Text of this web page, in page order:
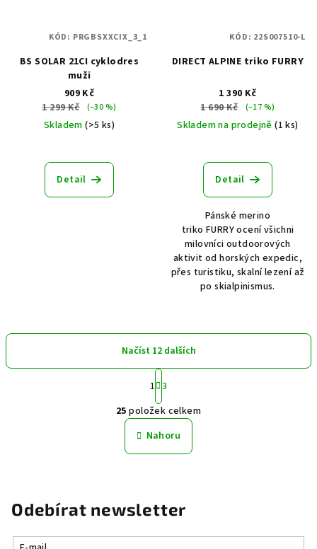
BS SOLAR 21CI cyklodres
muži
909 Kč
1 299 Kč
(–30 %)
Skladem(>5 ks)
Detail
KÓD: PRGBSXXCIX_3_1
DIRECT ALPINE triko FURRY
1 390 Kč
1 690 Kč
(–17 %)
Skladem na prodejně(1 ks)
Detail
Pánské merino
triko FURRY ocení všichni
milovníci outdoorových
aktivit od horských expedic,
přes turistiku, skalní lezení až
po skialpinismus.
KÓD: 22S007510-L
O
v
l
á
í
Načíst 12 dalších
S
t
r
á
n
k
o
í
1 3
25 položek celkem
Nahoru
Odebírat newsletter